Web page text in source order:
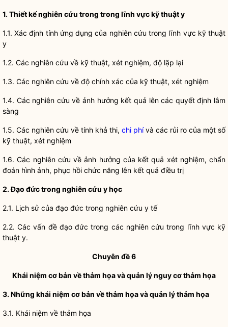
1. Thiết kế nghiên cứu trong trong lĩnh vực kỹ thuật y
1.1. Xác định tính ứng dụng của nghiên cứu trong lĩnh vực kỹ thuật
y
1.2. Các nghiên cứu về kỹ thuật, xét nghiệm, độ lặp lại
1.3. Các nghiên cứu về độ chính xác của kỹ thuật, xét nghiệm
1.4. Các nghiên cứu về ảnh hưởng kết quả lên các quyết định lâm
sàng
1.5. Các nghiên cứu về tính khả thi, chi phívà các rủi ro của một số
kỹ thuật, xét nghiệm
1.6. Các nghiên cứu về ảnh hưởng của kết quả xét nghiệm, chẩn
đoán hình ảnh, phục hồi chức năng lên kết quả điều trị
2. Đạo đức trong nghiên cứu y học
2.1. Lịch sử của đạo đức trong nghiên cứu y tế
2.2. Các vấn đề đạo đức trong các nghiên cứu trong lĩnh vực kỹ
thuật y.
Chuyên đề 6
Khái niệm cơ bản về thảm họa và quản lý nguy cơ thảm họa
3. Những khái niệm cơ bản về thảm họa và quản lý thảm họa
3.1. Khái niệm về thảm họa